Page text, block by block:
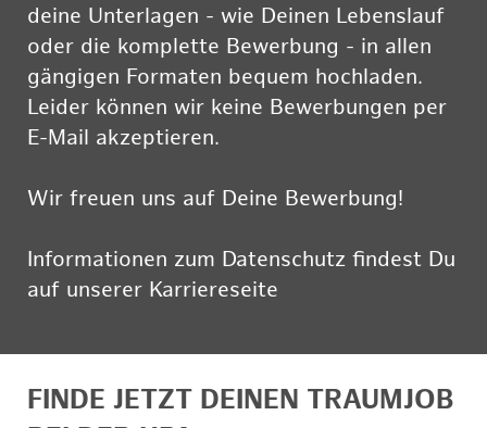
deine Unterlagen - wie Deinen Lebenslauf
oder die komplette Bewerbung - in allen
gängigen Formaten bequem hochladen.
Leider können wir keine Bewerbungen per
E-Mail akzeptieren.
Wir freuen uns auf Deine Bewerbung!
Informationen zum Datenschutz findest Du
auf unserer Karriereseite
FINDE JETZT DEINEN TRAUMJOB